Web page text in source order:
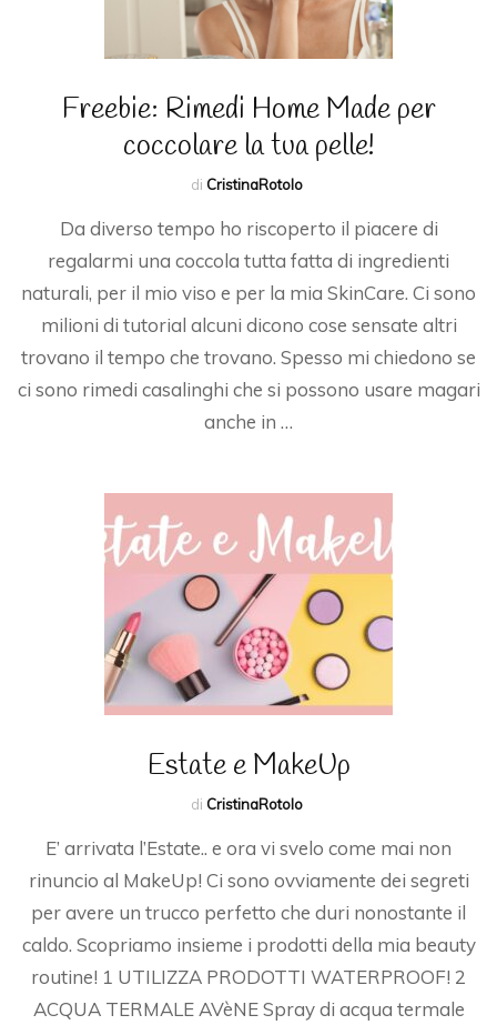
Freebie: Rimedi Home Made per
coccolare la tua pelle!
di CristinaRotolo
Da diverso tempo ho riscoperto il piacere di
regalarmi una coccola tutta fatta di ingredienti
naturali, per il mio viso e per la mia SkinCare. Ci sono
milioni di tutorial alcuni dicono cose sensate altri
trovano il tempo che trovano. Spesso mi chiedono se
ci sono rimedi casalinghi che si possono usare magari
anche in …
Estate e MakeUp
di CristinaRotolo
E’ arrivata l’Estate.. e ora vi svelo come mai non
rinuncio al MakeUp! Ci sono ovviamente dei segreti
per avere un trucco perfetto che duri nonostante il
caldo. Scopriamo insieme i prodotti della mia beauty
routine! 1 UTILIZZA PRODOTTI WATERPROOF! 2
ACQUA TERMALE AVèNE Spray di acqua termale